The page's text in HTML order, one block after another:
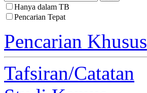
Hanya dalam TB
Pencarian Tepat
Pencarian Khusus
Tafsiran/Catatan